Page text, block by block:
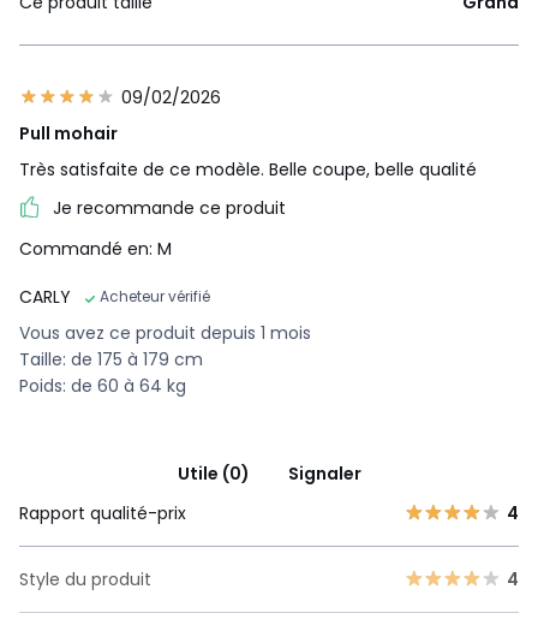
09/02/2026
Pull mohair
Très satisfaite de ce modèle. Belle coupe, belle qualité
Je recommande ce produit
Commandé en: M
CARLY
Acheteur vérifié
Vous avez ce produit depuis 1 mois
Taille: de 175 à 179 cm
Poids: de 60 à 64 kg
Utile (0)
Signaler
Rapport qualité-prix
4
Style du produit 4